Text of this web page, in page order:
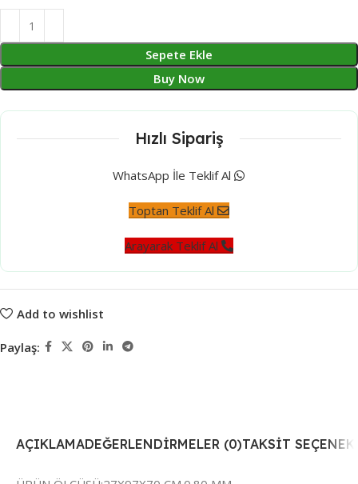
Sepete Ekle
Buy Now
Hızlı Sipariş
WhatsApp İle Teklif Al
Toptan Teklif Al
Arayarak Teklif Al
Add to wishlist
Paylaş:
AÇIKLAMADEĞERLENDIRMELER (0)TAKSIT